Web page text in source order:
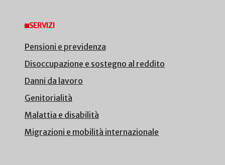
SERVIZI
Pensioni e previdenza
Disoccupazione e sostegno al reddito
Danni da lavoro
Genitorialità
Malattia e disabilità
Migrazioni e mobilità internazionale